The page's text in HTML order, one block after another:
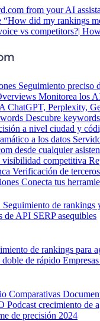
from your AI
“How did my rankings
vs competitors?|
Seguimiento preciso
Monitorea los
ChatGPT, Perplexity,
Descubre
a nivel ciudad y
a los datos
desde cualquier
visibilidad competitiva
Verificación de terceros
Conecta tus
Seguimiento de
de API SERP asequibles
de rankings para
de rápido Empresas
Comparativas
Podcast crecimiento de
de precisión 2024